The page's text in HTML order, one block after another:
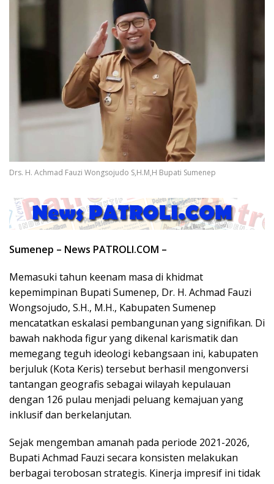
Drs. H. Achmad Fauzi Wongsojudo S,H.M,H Bupati Sumenep
Sumenep – News PATROLI.COM –
Memasuki tahun keenam masa di khidmat
kepemimpinan Bupati Sumenep, Dr. H. Achmad Fauzi
Wongsojudo, S.H., M.H., Kabupaten Sumenep
mencatatkan eskalasi pembangunan yang signifikan. Di
bawah nakhoda figur yang dikenal karismatik dan
memegang teguh ideologi kebangsaan ini, kabupaten
berjuluk (Kota Keris) tersebut berhasil mengonversi
tantangan geografis sebagai wilayah kepulauan
dengan 126 pulau menjadi peluang kemajuan yang
inklusif dan berkelanjutan.
Sejak mengemban amanah pada periode 2021-2026,
Bupati Achmad Fauzi secara konsisten melakukan
berbagai terobosan strategis. Kinerja impresif ini tidak